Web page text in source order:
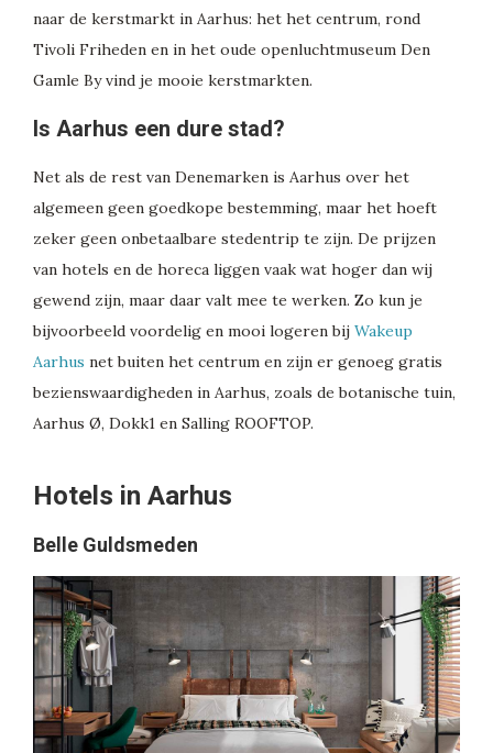
naar de kerstmarkt in Aarhus: het het centrum, rond
Tivoli Friheden en in het oude openluchtmuseum Den
Gamle By vind je mooie kerstmarkten.
Is Aarhus een dure stad?
Net als de rest van Denemarken is Aarhus over het
algemeen geen goedkope bestemming, maar het hoeft
zeker geen onbetaalbare stedentrip te zijn. De prijzen
van hotels en de horeca liggen vaak wat hoger dan wij
gewend zijn, maar daar valt mee te werken. Zo kun je
bijvoorbeeld voordelig en mooi logeren bij Wakeup
Aarhus net buiten het centrum en zijn er genoeg gratis
bezienswaardigheden in Aarhus, zoals de botanische tuin,
Aarhus Ø, Dokk1 en Salling ROOFTOP.
Hotels in Aarhus
Belle Guldsmeden